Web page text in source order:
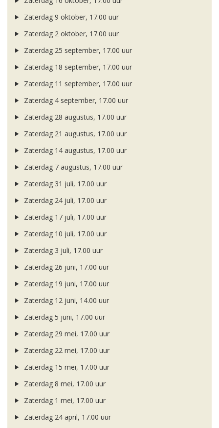
Zaterdag 9 oktober, 17.00 uur
Zaterdag 2 oktober, 17.00 uur
Zaterdag 25 september, 17.00 uur
Zaterdag 18 september, 17.00 uur
Zaterdag 11 september, 17.00 uur
Zaterdag 4 september, 17.00 uur
Zaterdag 28 augustus, 17.00 uur
Zaterdag 21 augustus, 17.00 uur
Zaterdag 14 augustus, 17.00 uur
Zaterdag 7 augustus, 17.00 uur
Zaterdag 31 juli, 17.00 uur
Zaterdag 24 juli, 17.00 uur
Zaterdag 17 juli, 17.00 uur
Zaterdag 10 juli, 17.00 uur
Zaterdag 3 juli, 17.00 uur
Zaterdag 26 juni, 17.00 uur
Zaterdag 19 juni, 17.00 uur
Zaterdag 12 juni, 14.00 uur
Zaterdag 5 juni, 17.00 uur
Zaterdag 29 mei, 17.00 uur
Zaterdag 22 mei, 17.00 uur
Zaterdag 15 mei, 17.00 uur
Zaterdag 8 mei, 17.00 uur
Zaterdag 1 mei, 17.00 uur
Zaterdag 24 april, 17.00 uur